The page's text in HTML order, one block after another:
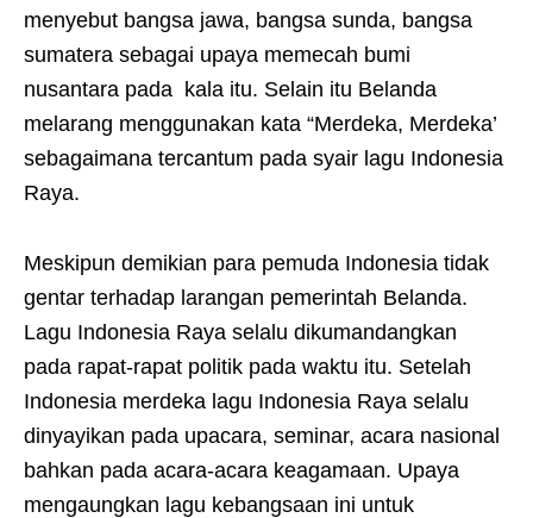
menyebut bangsa jawa, bangsa sunda, bangsa
sumatera sebagai upaya memecah bumi
nusantara pada kala itu. Selain itu Belanda
melarang menggunakan kata “Merdeka, Merdeka’
sebagaimana tercantum pada syair lagu Indonesia
Raya.
Meskipun demikian para pemuda Indonesia tidak
gentar terhadap larangan pemerintah Belanda.
Lagu Indonesia Raya selalu dikumandangkan
pada rapat-rapat politik pada waktu itu. Setelah
Indonesia merdeka lagu Indonesia Raya selalu
dinyayikan pada upacara, seminar, acara nasional
bahkan pada acara-acara keagamaan. Upaya
mengaungkan lagu kebangsaan ini untuk